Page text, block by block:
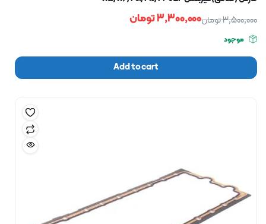
3,500,000تومان3,300,000تومان
موجود
Add to cart